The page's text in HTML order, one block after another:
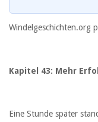
Windelgeschichten.org
Kapitel 43: Mehr
Eine Stunde später